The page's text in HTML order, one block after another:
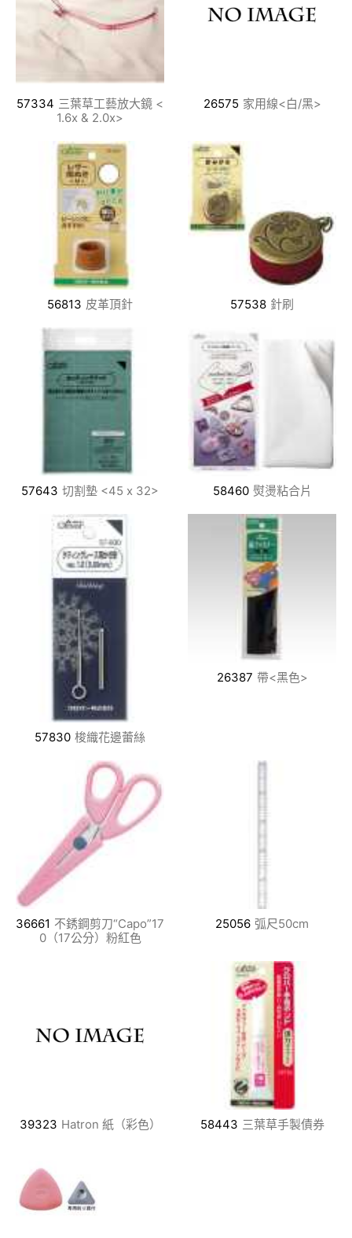
57334 三葉草工藝放大鏡 <
1.6x & 2.0x>
26575 家用線<白/黑>
56813 皮革頂針 57538 針刷
57643 切割墊 <45 x 32> 58460 熨燙粘合片
57830 梭織花邊蕾絲
26387 帶<黑色>
36661 不銹鋼剪刀“Capo”17
0（17公分）粉紅色
25056 弧尺50cm
39323 Hatron 紙（彩色） 58443 三葉草手製債券